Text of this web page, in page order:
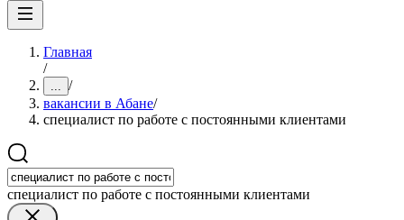
Главная
/
... /
вакансии в Абане/
специалист по работе с постоянными клиентами
специалист по работе с постоянными клиентами